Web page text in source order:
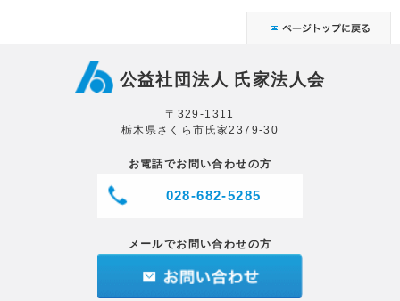
公益社団法人 氏家法人会
〒329-1311
栃木県さくら市氏家2379-30
お電話でお問い合わせの方
028-682-5285
メールでお問い合わせの方